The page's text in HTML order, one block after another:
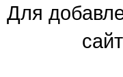
Для